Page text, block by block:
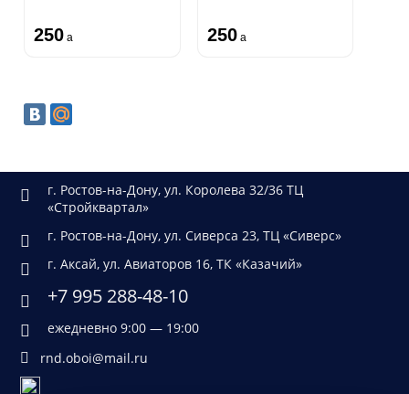
250 a 250 a
г. Ростов-на-Дону, ул. Королева 32/36 ТЦ
«Стройквартал»
г. Ростов-на-Дону, ул. Сиверса 23, ТЦ «Сиверс»
г. Аксай, ул. Авиаторов 16, ТК «Казачий»
+7 995 288-48-10
ежедневно 9:00 — 19:00
rnd.oboi@mail.ru